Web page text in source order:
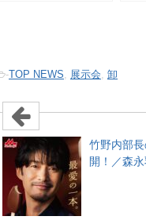
-TOP NEWS, 展示会, 卸
竹野内部
開！／森